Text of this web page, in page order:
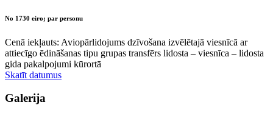
No 1730 eiro; par personu
Cenā iekļauts: Aviopārlidojums dzīvošana izvēlētajā viesnīcā ar
attiecīgo ēdināšanas tipu grupas transfērs lidosta – viesnīca – lidosta
gida pakalpojumi kūrortā
Skatīt datumus
Galerija